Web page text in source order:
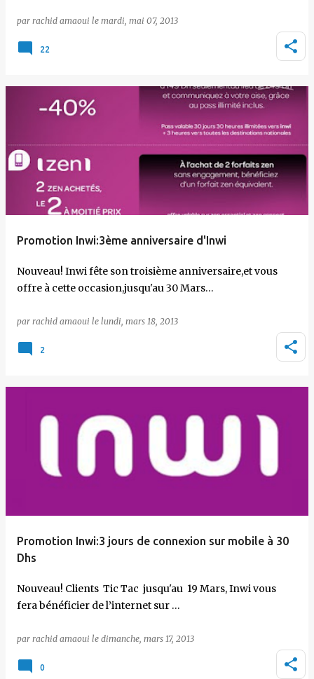
par rachid amaoui le mardi, mai 07, 2013
22
Promotion Inwi:3ème anniversaire d'Inwi
Nouveau! Inwi fête son troisième anniversaire,et vous
offre à cette occasion,jusqu'au 30 Mars…
par rachid amaoui le lundi, mars 18, 2013
2
Promotion Inwi:3 jours de connexion sur mobile à 30
Dhs
Nouveau! Clients Tic Tac jusqu'au 19 Mars, Inwi vous
fera bénéficier de l’internet sur …
par rachid amaoui le dimanche, mars 17, 2013
0